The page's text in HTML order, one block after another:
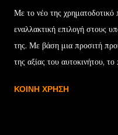
Με το νέο της χρηματοδοτικό
εναλλακτική επιλογή στους
της. Με βάση μια προσιτή
της αξίας του αυτοκινήτου,
ολοκληρωθεί η
ΚΟΙΝΉ ΧΡΉΣΗ